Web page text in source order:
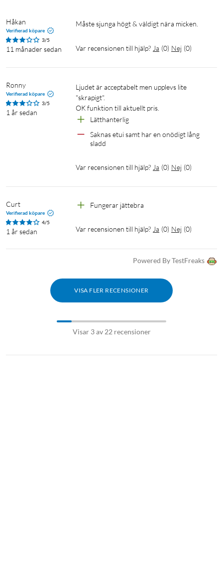
Håkan
Verifierad köpare
3/5
11 månader sedan
Måste sjunga högt & väldigt nära micken.
Var recensionen till hjälp? Ja (0) Nej (0)
Ronny
Verifierad köpare
3/5
1 år sedan
Ljudet är acceptabelt men upplevs lite
"skrapigt".
OK funktion till aktuellt pris.
Lätthanterlig
Saknas etui samt har en onödigt lång
sladd
Var recensionen till hjälp? Ja (0) Nej (0)
Curt
Verifierad köpare
4/5
1 år sedan
Fungerar jättebra
Var recensionen till hjälp? Ja (0) Nej (0)
Powered By TestFreaks
VISA FLER RECENSIONER
Visar 3 av 22 recensioner